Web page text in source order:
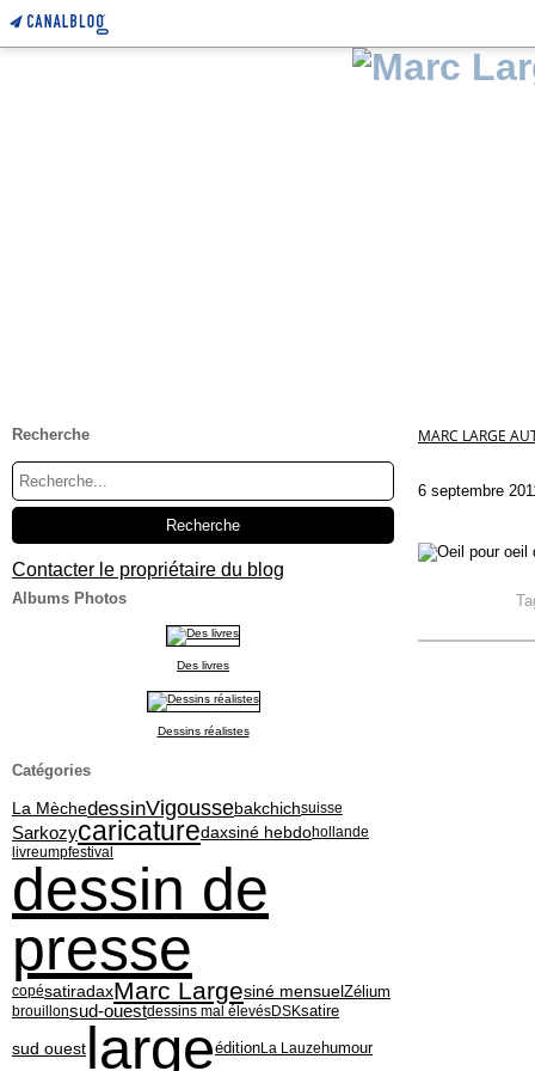
Recherche
Contacter le propriétaire du blog
Albums Photos
Des livres
Dessins réalistes
Catégories
La MèchedessinVigoussebakchichsuisse
Sarkozycaricaturedaxsiné hebdohollande
livreumpfestival
dessin de
presse
copésatiradaxMarc Largesiné mensuelZélium
brouillonsud-ouestdessins mal élevésDSKsatire
sud ouest largeéditionLa Lauze humour
MARC LARGE
6 septembre